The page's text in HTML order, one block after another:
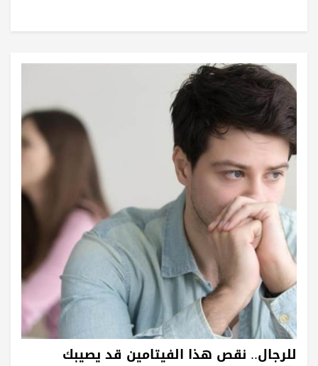
للرجال.. نقص هذا الفيتامين قد يصيبك